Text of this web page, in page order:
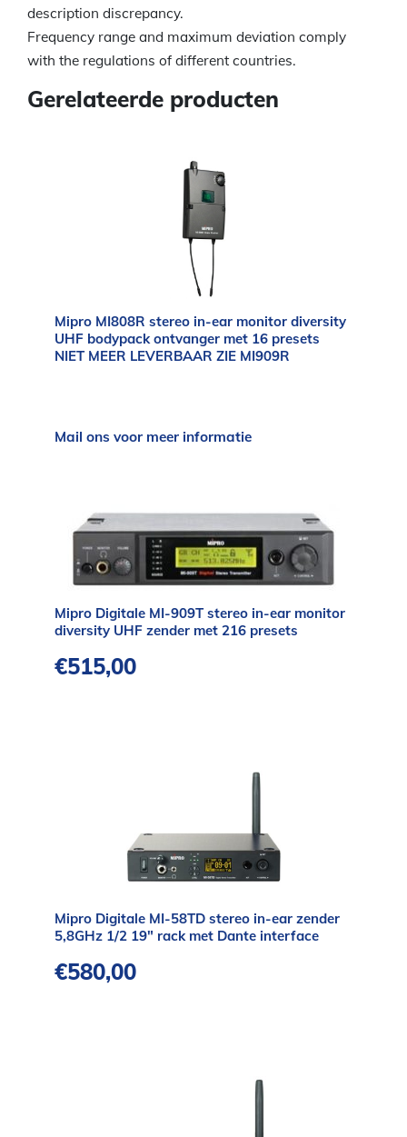
description discrepancy.
Frequency range and maximum deviation comply
with the regulations of different countries.
Gerelateerde producten
Mipro MI808R stereo in-ear monitor diversity
UHF bodypack ontvanger met 16 presets
NIET MEER LEVERBAAR ZIE MI909R
Mail ons voor meer informatie
Mipro Digitale MI-909T stereo in-ear monitor
diversity UHF zender met 216 presets
€515,00
Mipro Digitale MI-58TD stereo in-ear zender
5,8GHz 1/2 19″ rack met Dante interface
€580,00